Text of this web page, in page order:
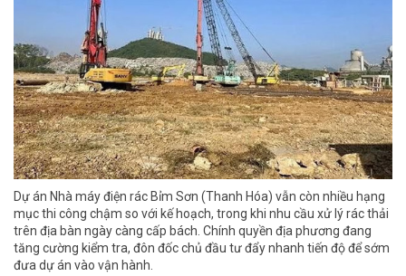
Dự án Nhà máy điện rác Bỉm Sơn (Thanh Hóa) vẫn còn nhiều hạng
mục thi công chậm so với kế hoạch, trong khi nhu cầu xử lý rác thải
trên địa bàn ngày càng cấp bách. Chính quyền địa phương đang
tăng cường kiểm tra, đôn đốc chủ đầu tư đẩy nhanh tiến độ để sớm
đưa dự án vào vận hành.